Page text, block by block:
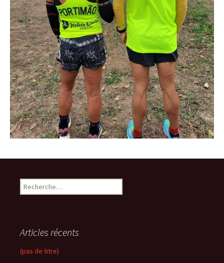
R
e
r
c
h
Articles récents
(pas de titre)